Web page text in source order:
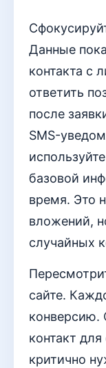
Данные
контакта с
ответить
после
SMS-
базовой
время. Это
вложений,
случайных
сайте.
конверсию.
контакт
критично